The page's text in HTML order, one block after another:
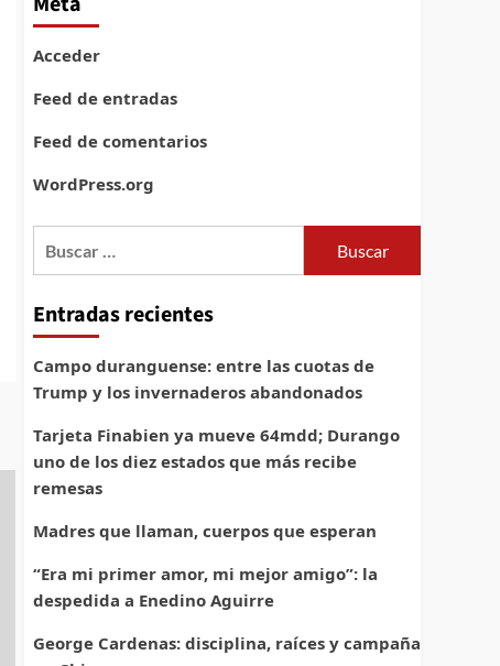
Acceder
Feed de entradas
Feed de comentarios
WordPress.org
Entradas recientes
Campo duranguense: entre las cuotas de
Trump y los invernaderos abandonados
Tarjeta Finabien ya mueve 64mdd; Durango
uno de los diez estados que más recibe
remesas
Madres que llaman, cuerpos que esperan
“Era mi primer amor, mi mejor amigo”: la
despedida a Enedino Aguirre
George Cardenas: disciplina, raíces y campaña